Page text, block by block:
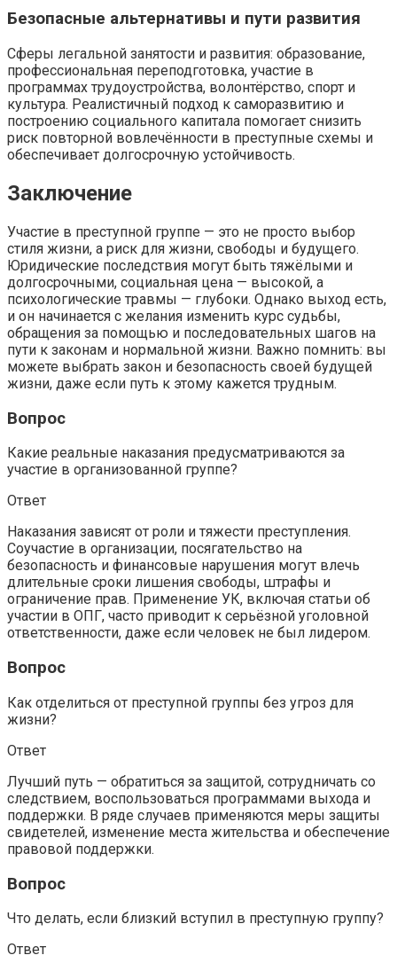
Безопасные альтернативы и пути развития
Сферы легальной занятости и развития: образование,
профессиональная переподготовка, участие в
программах трудоустройства, волонтёрство, спорт и
культура. Реалистичный подход к саморазвитию и
построению социального капитала помогает снизить
риск повторной вовлечённости в преступные схемы и
обеспечивает долгосрочную устойчивость.
Заключение
Участие в преступной группе — это не просто выбор
стиля жизни, а риск для жизни, свободы и будущего.
Юридические последствия могут быть тяжёлыми и
долгосрочными, социальная цена — высокой, а
психологические травмы — глубоки. Однако выход есть,
и он начинается с желания изменить курс судьбы,
обращения за помощью и последовательных шагов на
пути к законам и нормальной жизни. Важно помнить: вы
можете выбрать закон и безопасность своей будущей
жизни, даже если путь к этому кажется трудным.
Вопрос
Какие реальные наказания предусматриваются за
участие в организованной группе?
Ответ
Наказания зависят от роли и тяжести преступления.
Соучастие в организации, посягательство на
безопасность и финансовые нарушения могут влечь
длительные сроки лишения свободы, штрафы и
ограничение прав. Применение УК, включая статьи об
участии в ОПГ, часто приводит к серьёзной уголовной
ответственности, даже если человек не был лидером.
Вопрос
Как отделиться от преступной группы без угроз для
жизни?
Ответ
Лучший путь — обратиться за защитой, сотрудничать со
следствием, воспользоваться программами выхода и
поддержки. В ряде случаев применяются меры защиты
свидетелей, изменение места жительства и обеспечение
правовой поддержки.
Вопрос
Что делать, если близкий вступил в преступную группу?
Ответ